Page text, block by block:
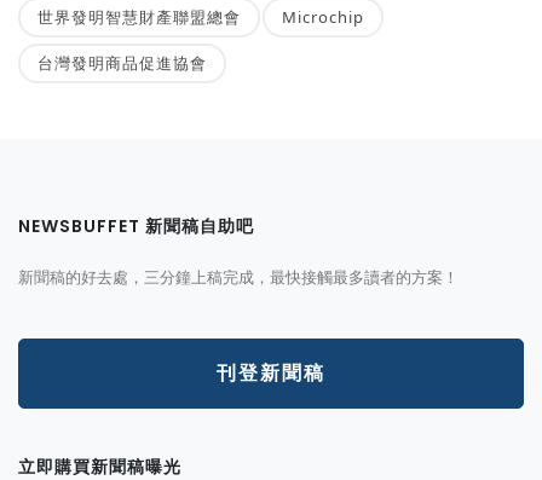
世界發明智慧財產聯盟總會 Microchip
台灣發明商品促進協會
NEWSBUFFET 新聞稿自助吧
新聞稿的好去處，三分鐘上稿完成，最快接觸最多讀者的方案！
刊登新聞稿
立即購買新聞稿曝光